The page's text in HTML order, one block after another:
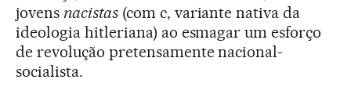
jovens nacistas(com c, variante nativa da
ideologia hitleriana) ao esmagar um esforço
de revolução pretensamente nacional-
socialista.